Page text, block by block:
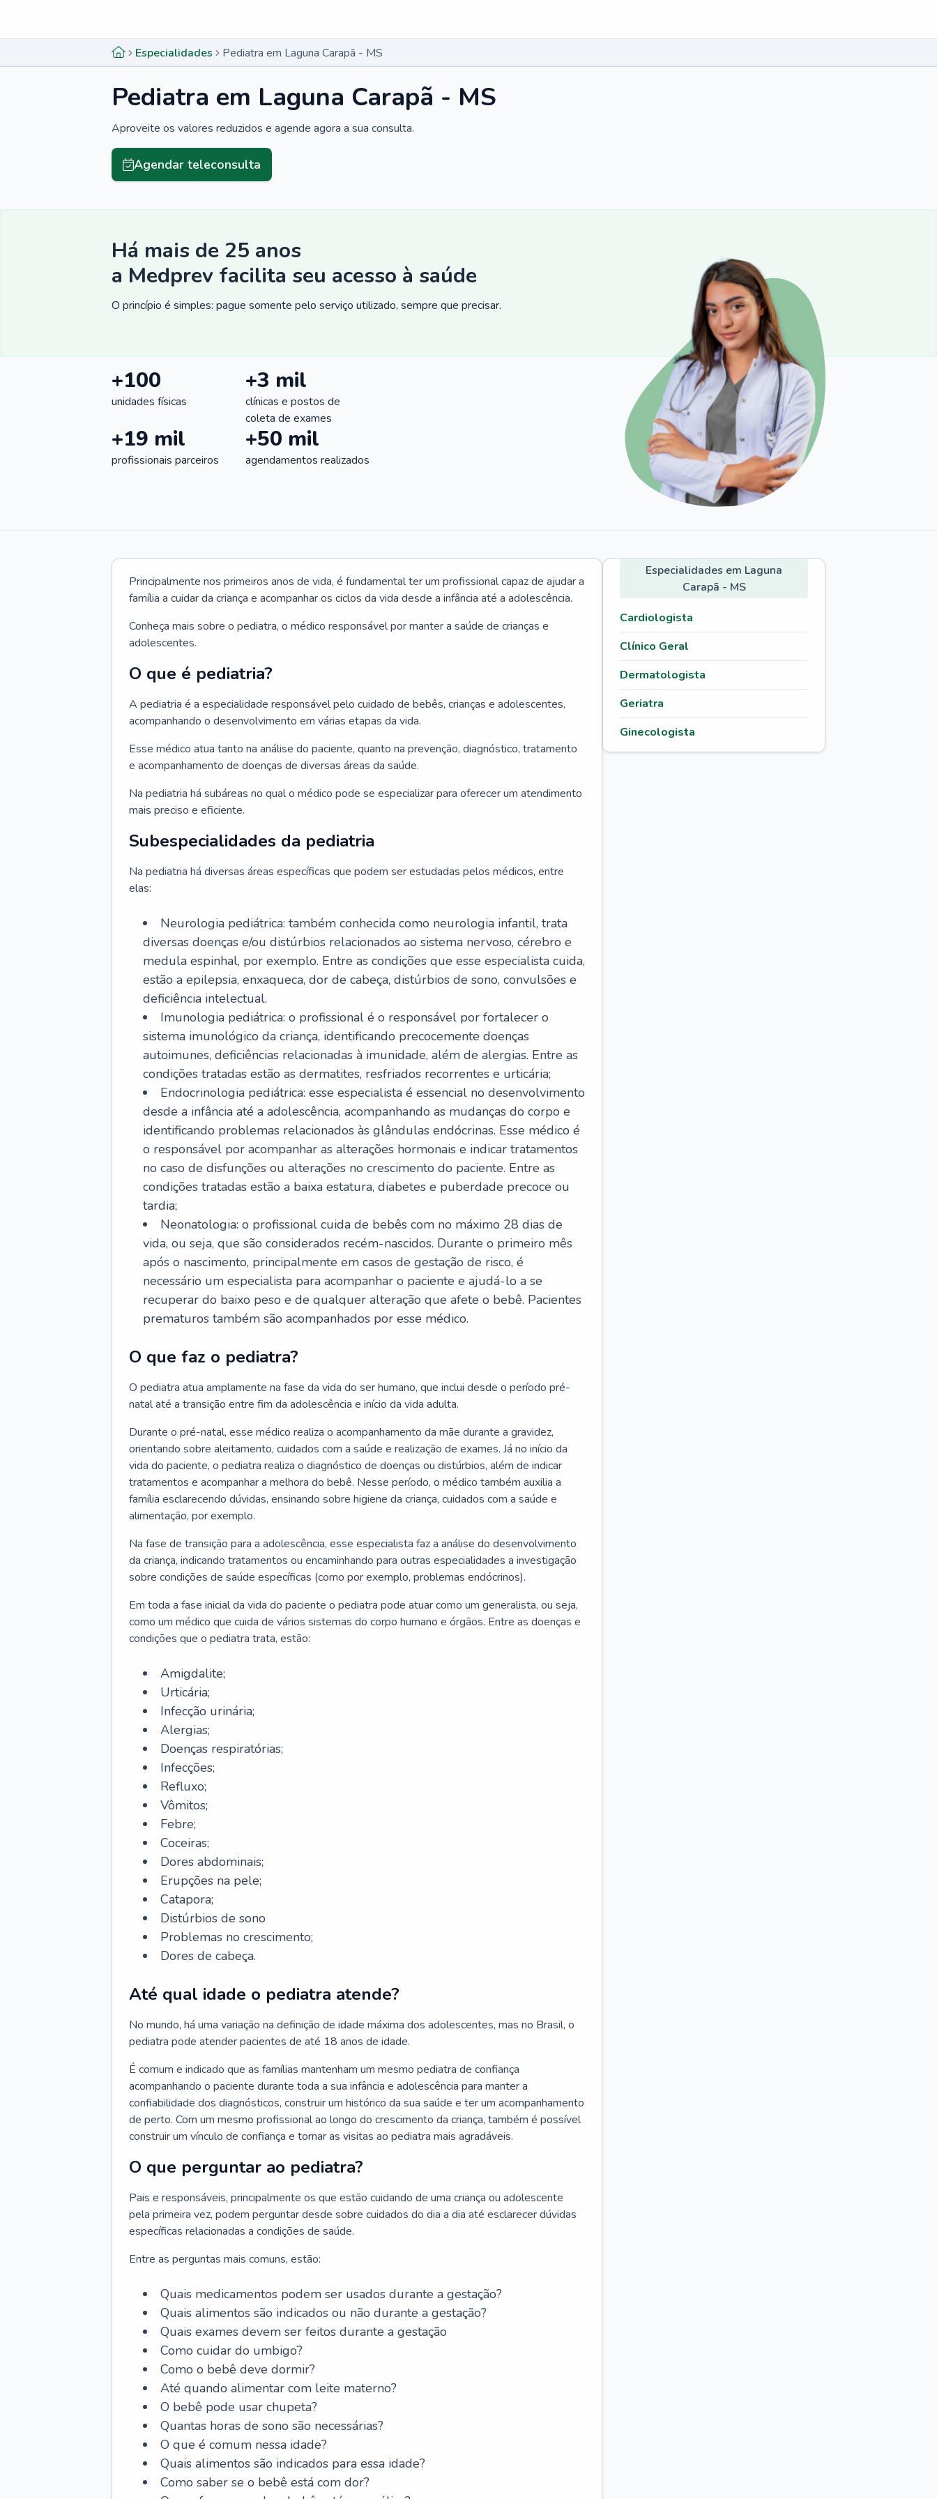
Especialidades Pediatra em Laguna Carapã - MS
Pediatra em Laguna Carapã - MS
Aproveite os valores reduzidos e agende agora a sua consulta.
Agendar teleconsulta
Há mais de 25 anos
a Medprev facilita seu acesso à saúde
O princípio é simples: pague somente pelo serviço utilizado, sempre que precisar.
+100
unidades físicas
+3 mil
clínicas e postos de
coleta de exames
+19 mil
profissionais parceiros
+50 mil
agendamentos realizados
Principalmente nos primeiros anos de vida, é fundamental ter um profissional capaz de ajudar a
família a cuidar da criança e acompanhar os ciclos da vida desde a infância até a adolescência.
Conheça mais sobre o pediatra, o médico responsável por manter a saúde de crianças e
adolescentes.
O que é pediatria?
A pediatria é a especialidade responsável pelo cuidado de bebês, crianças e adolescentes,
acompanhando o desenvolvimento em várias etapas da vida.
Esse médico atua tanto na análise do paciente, quanto na prevenção, diagnóstico, tratamento
e acompanhamento de doenças de diversas áreas da saúde.
Na pediatria há subáreas no qual o médico pode se especializar para oferecer um atendimento
mais preciso e eficiente.
Subespecialidades da pediatria
Na pediatria há diversas áreas específicas que podem ser estudadas pelos médicos, entre
elas:
Neurologia pediátrica: também conhecida como neurologia infantil, trata
diversas doenças e/ou distúrbios relacionados ao sistema nervoso, cérebro e
medula espinhal, por exemplo. Entre as condições que esse especialista cuida,
estão a epilepsia, enxaqueca, dor de cabeça, distúrbios de sono, convulsões e
deficiência intelectual.
Imunologia pediátrica: o profissional é o responsável por fortalecer o
sistema imunológico da criança, identificando precocemente doenças
autoimunes, deficiências relacionadas à imunidade, além de alergias. Entre as
condições tratadas estão as dermatites, resfriados recorrentes e urticária;
Endocrinologia pediátrica: esse especialista é essencial no desenvolvimento
desde a infância até a adolescência, acompanhando as mudanças do corpo e
identificando problemas relacionados às glândulas endócrinas. Esse médico é
o responsável por acompanhar as alterações hormonais e indicar tratamentos
no caso de disfunções ou alterações no crescimento do paciente. Entre as
condições tratadas estão a baixa estatura, diabetes e puberdade precoce ou
tardia;
Neonatologia: o profissional cuida de bebês com no máximo 28 dias de
vida, ou seja, que são considerados recém-nascidos. Durante o primeiro mês
após o nascimento, principalmente em casos de gestação de risco, é
necessário um especialista para acompanhar o paciente e ajudá-lo a se
recuperar do baixo peso e de qualquer alteração que afete o bebê. Pacientes
prematuros também são acompanhados por esse médico.
O que faz o pediatra?
O pediatra atua amplamente na fase da vida do ser humano, que inclui desde o período pré-
natal até a transição entre fim da adolescência e início da vida adulta.
Durante o pré-natal, esse médico realiza o acompanhamento da mãe durante a gravidez,
orientando sobre aleitamento, cuidados com a saúde e realização de exames. Já no início da
vida do paciente, o pediatra realiza o diagnóstico de doenças ou distúrbios, além de indicar
tratamentos e acompanhar a melhora do bebê. Nesse período, o médico também auxilia a
família esclarecendo dúvidas, ensinando sobre higiene da criança, cuidados com a saúde e
alimentação, por exemplo.
Na fase de transição para a adolescência, esse especialista faz a análise do desenvolvimento
da criança, indicando tratamentos ou encaminhando para outras especialidades a investigação
sobre condições de saúde específicas (como por exemplo, problemas endócrinos).
Em toda a fase inicial da vida do paciente o pediatra pode atuar como um generalista, ou seja,
como um médico que cuida de vários sistemas do corpo humano e órgãos. Entre as doenças e
condições que o pediatra trata, estão:
Amigdalite;
Urticária;
Infecção urinária;
Alergias;
Doenças respiratórias;
Infecções;
Refluxo;
Vômitos;
Febre;
Coceiras;
Dores abdominais;
Erupções na pele;
Catapora;
Distúrbios de sono
Problemas no crescimento;
Dores de cabeça.
Até qual idade o pediatra atende?
No mundo, há uma variação na definição de idade máxima dos adolescentes, mas no Brasil, o
pediatra pode atender pacientes de até 18 anos de idade.
É comum e indicado que as famílias mantenham um mesmo pediatra de confiança
acompanhando o paciente durante toda a sua infância e adolescência para manter a
confiabilidade dos diagnósticos, construir um histórico da sua saúde e ter um acompanhamento
de perto. Com um mesmo profissional ao longo do crescimento da criança, também é possível
construir um vínculo de confiança e tornar as visitas ao pediatra mais agradáveis.
O que perguntar ao pediatra?
Pais e responsáveis, principalmente os que estão cuidando de uma criança ou adolescente
pela primeira vez, podem perguntar desde sobre cuidados do dia a dia até esclarecer dúvidas
específicas relacionadas a condições de saúde.
Entre as perguntas mais comuns, estão:
Quais medicamentos podem ser usados durante a gestação?
Quais alimentos são indicados ou não durante a gestação?
Quais exames devem ser feitos durante a gestação
Como cuidar do umbigo?
Como o bebê deve dormir?
Até quando alimentar com leite materno?
O bebê pode usar chupeta?
Quantas horas de sono são necessárias?
O que é comum nessa idade?
Quais alimentos são indicados para essa idade?
Como saber se o bebê está com dor?
Especialidades em Laguna
Carapã - MS
Cardiologista
Clínico Geral
Dermatologista
Geriatra
Ginecologista